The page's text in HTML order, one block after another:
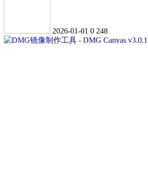
2026-01-01 0 248